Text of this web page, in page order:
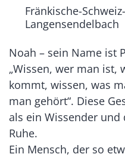
Fränkische-
Langensendelbach
Noah – sein Name ist
„Wissen, wer man ist,
kommt, wissen, was
man gehört“. Diese
als ein Wissender und
Ruhe.
Ein Mensch, der so